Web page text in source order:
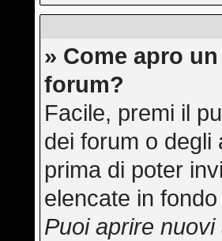
» Come apro
forum?
Facile, premi il
dei forum o degli
prima di poter
elencate in
Puoi aprire